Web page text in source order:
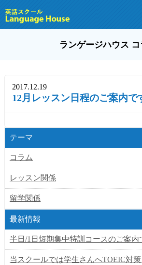
ランゲージハウス コ
2017.12.19
12月レッスン日程のご案内で
テーマ
コラム
レッスン関係
留学関係
最新情報
半日/1日短期集中特訓コースのご案内
当スクールでは学生さんへTOEIC対